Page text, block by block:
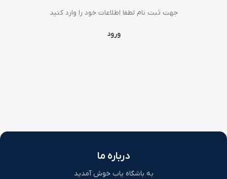
جهت ثبت نام لطفا اطلاعات خود را وارد کنید
ورود
درباره ما
به باشگاه یاب خوش آمدید